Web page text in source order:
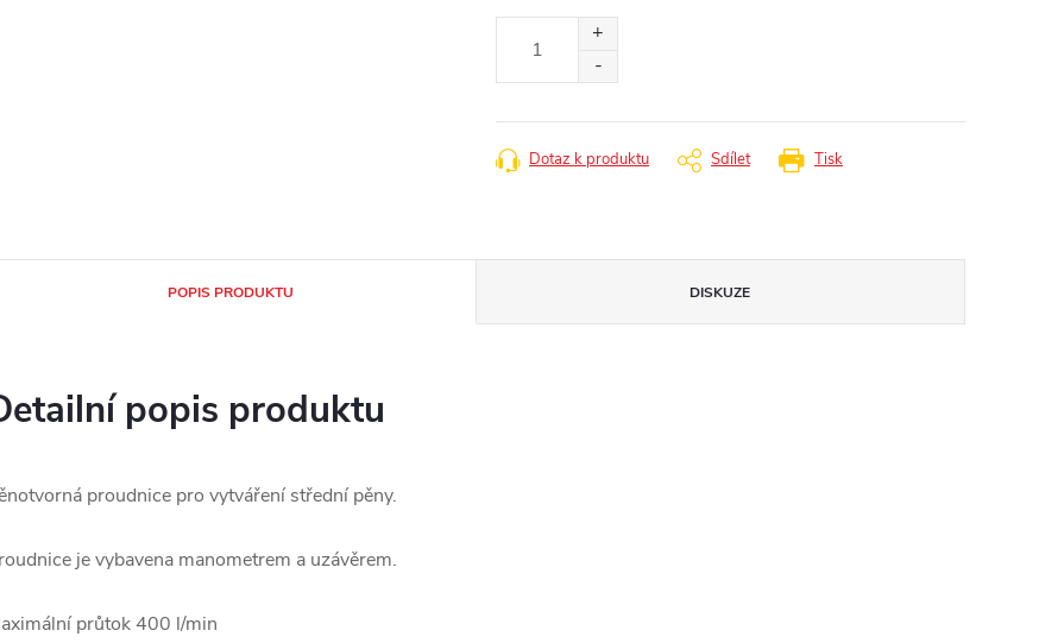
Tisk
Dotaz k produktu Sdílet
POPIS PRODUKTU DISKUZE
popis produktu
proudnice pro vytváření střední pěny.
je vybavena manometrem a uzávěrem.
průtok 400 l/min